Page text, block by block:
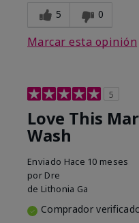
5 0
Marcar esta opinión
5
Love This
Wash
Enviado Hace 10 meses
por Dre
de Lithonia Ga
Comprador